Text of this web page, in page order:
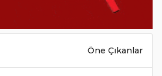
Öne Çıkanlar